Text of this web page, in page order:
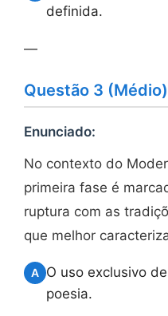
definida.
—
Questão 3 (Médio)
Enunciado:
No contexto do
primeira fase é
ruptura com as
que melhor
A O uso exclusivo
poesia.